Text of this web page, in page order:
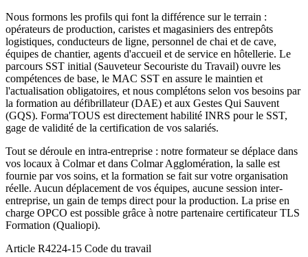
Nous formons les profils qui font la différence sur le terrain :
opérateurs de production, caristes et magasiniers des entrepôts
logistiques, conducteurs de ligne, personnel de chai et de cave,
équipes de chantier, agents d'accueil et de service en hôtellerie. Le
parcours SST initial (Sauveteur Secouriste du Travail) ouvre les
compétences de base, le MAC SST en assure le maintien et
l'actualisation obligatoires, et nous complétons selon vos besoins par
la formation au défibrillateur (DAE) et aux Gestes Qui Sauvent
(GQS). Forma'TOUS est directement habilité INRS pour le SST,
gage de validité de la certification de vos salariés.
Tout se déroule en intra-entreprise : notre formateur se déplace dans
vos locaux à Colmar et dans Colmar Agglomération, la salle est
fournie par vos soins, et la formation se fait sur votre organisation
réelle. Aucun déplacement de vos équipes, aucune session inter-
entreprise, un gain de temps direct pour la production. La prise en
charge OPCO est possible grâce à notre partenaire certificateur TLS
Formation (Qualiopi).
Article R4224-15 Code du travail